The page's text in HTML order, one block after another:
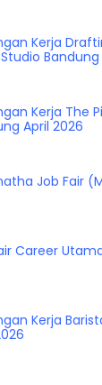
Kerja
Kerja
Studio Bandung
Kerja The
Job Fair
Career